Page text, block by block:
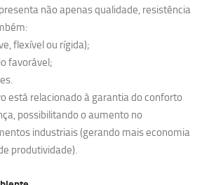
não apenas qualidade, resistência
flexível ou rígida);
favorável;
está relacionado à garantia do conforto
possibilitando o aumento no
industriais (gerando mais economia
produtividade).